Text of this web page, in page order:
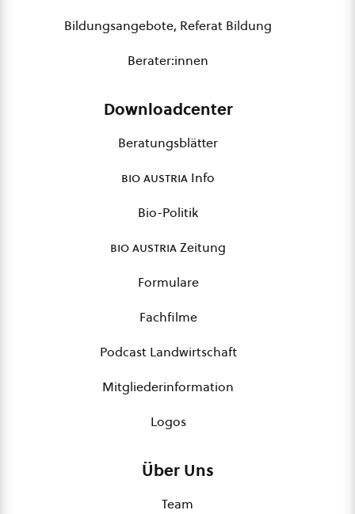
Bildungsangebote, Referat Bildung
Berater:innen
Downloadcenter
Beratungsblätter
bio austria Info
Bio-Politik
bio austriaZeitung
Formulare
Fachfilme
Podcast Landwirtschaft
Mitgliederinformation
Logos
Über Uns
Team